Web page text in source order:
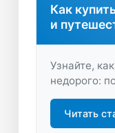
Как
и
Узнайте,
недорого:
Читать